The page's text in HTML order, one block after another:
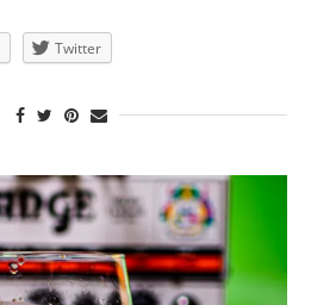
Twitter